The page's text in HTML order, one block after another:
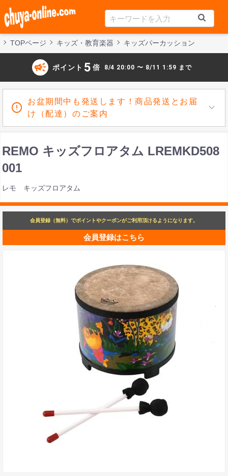
TOPページ キッズ・教育楽器 キッズパーカッション
campaign ポイント 5 倍 8/4 20:00 〜 8/11 1:59 まで
お盆期間中も発送します！商品発送とお届
け（配達）のご案内
REMO キッズフロアタム LREMKD508
001
レモ キッズフロアタム
会員登録（無料）でポイントやクーポンがご利用頂けるようになります。
会員登録はこちら